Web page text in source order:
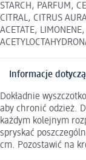
STARCH, PARFUM,
CITRAL, CITRUS
ACETATE,
Informacje
Dokładnie
aby chronić odzież.
każdym kolejnym
spryskać
cm. Pozostawić na